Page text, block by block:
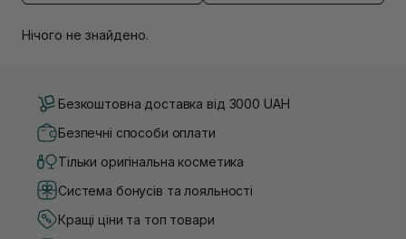
Нічого не знайдено.
Безкоштовна доставка від 3000 UAH
Безпечні способи оплати
Тільки оригінальна косметика
Система бонусів та лояльності
Кращі ціни та топ товари